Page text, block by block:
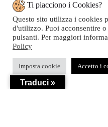
Copyright © 2020
powered by Dylog Italia
Privacy
Ti piacciono i Cookies?
Questo sito utilizza i cookies
d'utilizzo. Puoi acconsentire
pulsanti. Per maggiori
Policy
Imposta cookie Accetto i
Traduci »